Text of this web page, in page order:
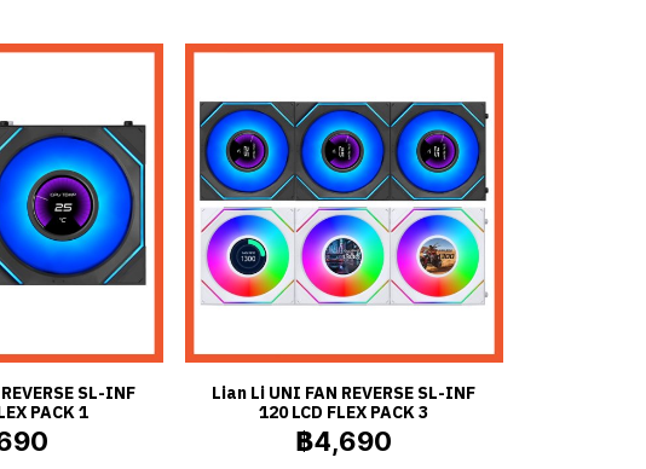
SL-INF
PACK 1
Lian Li UNI FAN REVERSE SL-INF
120 LCD FLEX PACK 3
฿4,690